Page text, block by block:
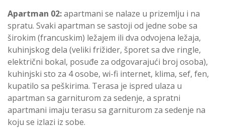
Apartman 02:apartmani se nalaze u prizemlju i na
spratu. Svaki apartman se sastoji od jedne sobe sa
širokim (francuskim) ležajem ili dva odvojena ležaja,
kuhinjskog dela (veliki frižider, šporet sa dve ringle,
električni bokal, posuđe za odgovarajući broj osoba),
kuhinjski sto za 4 osobe, wi-fi internet, klima, sef, fen,
kupatilo sa peškirima. Terasa je ispred ulaza u
apartman sa garniturom za sedenje, a spratni
apartmani imaju terasu sa garniturom za sedenje na
koju se izlazi iz sobe.